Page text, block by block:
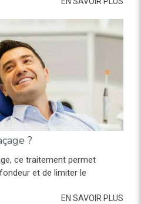
?
ce traitement permet
et de limiter le
EN SAVOIR PLUS